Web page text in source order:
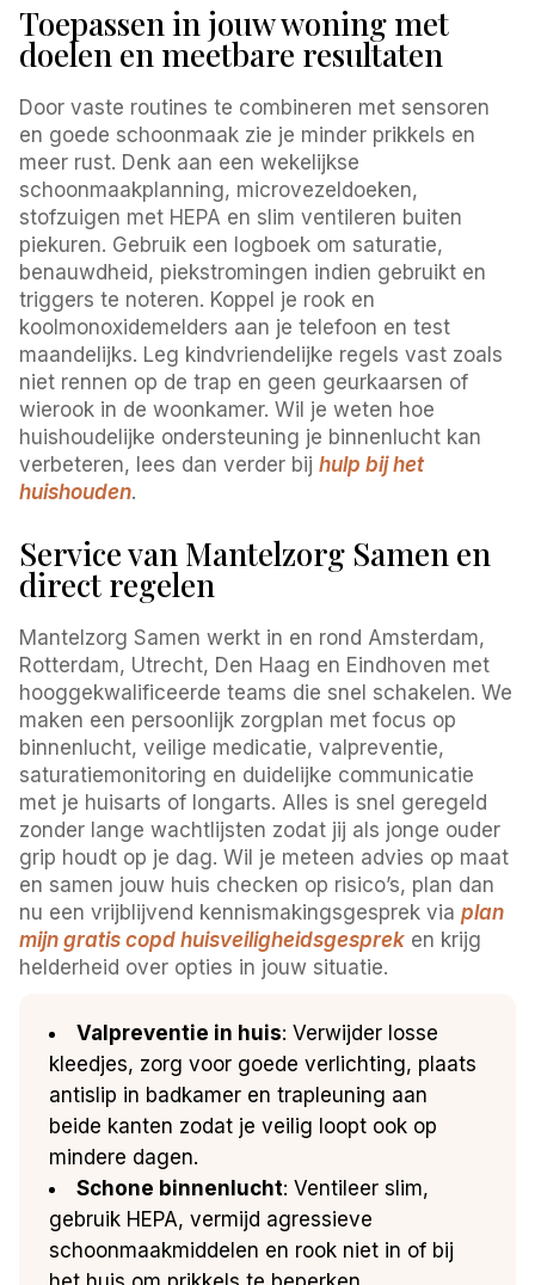
Toepassen in jouw woning met
doelen en meetbare resultaten
Door vaste routines te combineren met sensoren
en goede schoonmaak zie je minder prikkels en
meer rust. Denk aan een wekelijkse
schoonmaakplanning, microvezeldoeken,
stofzuigen met HEPA en slim ventileren buiten
piekuren. Gebruik een logboek om saturatie,
benauwdheid, piekstromingen indien gebruikt en
triggers te noteren. Koppel je rook en
koolmonoxidemelders aan je telefoon en test
maandelijks. Leg kindvriendelijke regels vast zoals
niet rennen op de trap en geen geurkaarsen of
wierook in de woonkamer. Wil je weten hoe
huishoudelijke ondersteuning je binnenlucht kan
verbeteren, lees dan verder bijhulp bij het
huishouden.
Service van Mantelzorg Samen en
direct regelen
Mantelzorg Samen werkt in en rond Amsterdam,
Rotterdam, Utrecht, Den Haag en Eindhoven met
hooggekwalificeerde teams die snel schakelen. We
maken een persoonlijk zorgplan met focus op
binnenlucht, veilige medicatie, valpreventie,
saturatiemonitoring en duidelijke communicatie
met je huisarts of longarts. Alles is snel geregeld
zonder lange wachtlijsten zodat jij als jonge ouder
grip houdt op je dag. Wil je meteen advies op maat
en samen jouw huis checken op risico’s, plan dan
nu een vrijblijvend kennismakingsgesprek viaplan
mijn gratis copd huisveiligheidsgesprek en krijg
helderheid over opties in jouw situatie.
Valpreventie in huis: Verwijder losse
kleedjes, zorg voor goede verlichting, plaats
antislip in badkamer en trapleuning aan
beide kanten zodat je veilig loopt ook op
mindere dagen.
Schone binnenlucht: Ventileer slim,
gebruik HEPA, vermijd agressieve
schoonmaakmiddelen en rook niet in of bij